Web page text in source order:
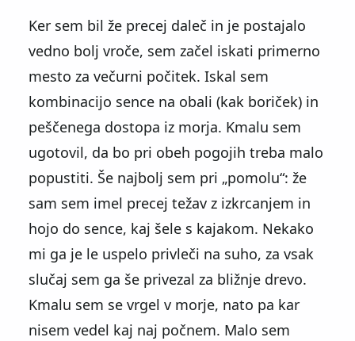
Ker sem bil že precej daleč in je postajalo
vedno bolj vroče, sem začel iskati primerno
mesto za večurni počitek. Iskal sem
kombinacijo sence na obali (kak boriček) in
peščenega dostopa iz morja. Kmalu sem
ugotovil, da bo pri obeh pogojih treba malo
popustiti. Še najbolj sem pri pomolu : že
sam sem imel precej težav z izkrcanjem in
hojo do sence, kaj šele s kajakom. Nekako
mi ga je le uspelo privleči na suho, za vsak
slučaj sem ga še privezal za bližnje drevo.
Kmalu sem se vrgel v morje, nato pa kar
nisem vedel kaj naj počnem. Malo sem